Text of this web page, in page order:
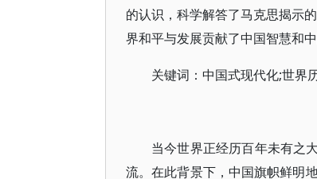
的认识，科学解答了马克思揭示
界和平与发展贡献了中国智慧和中
关键词：中国式现代化;世界
当今世界正经历百年未有之
流。在此背景下，中国旗帜鲜明